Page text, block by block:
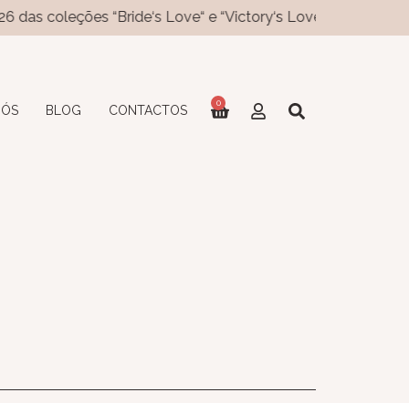
“Bride‘s Love“ e “Victory‘s Love“ já disponíveis no
BLOG CONTACTOS
0